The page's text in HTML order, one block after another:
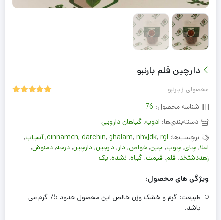
دارچین قلم بارنبو
محصولی از بارنبو
شناسه محصول: 76
دسته‌بندی‌ها: ادویه, گیاهان دارویی
برچسب‌ها:
cinnamon, darchin, ghalam, nhv]dk, rgl
,آسیاب,
اعلا, چای, چوب, چین, خواص, دار, دارجین, دارچین, درجه, دمنوش,
زهددشئخد, قلم, قیمت, گیاه, نشده, یک
ویژگی های محصول:
طبيعت: گرم و خشک وزن خالص این محصول حدود 75 گرم می
باشد.